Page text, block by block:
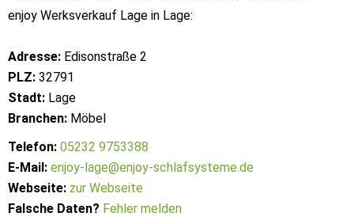
enjoy Werksverkauf Lage in Lage:
Adresse: Edisonstraße 2
PLZ: 32791
Stadt: Lage
Branchen: Möbel
Telefon: 05232 9753388
E-Mail: enjoy-lage@enjoy-schlafsysteme.de
Webseite: zur Webseite
Falsche Daten? Fehler melden